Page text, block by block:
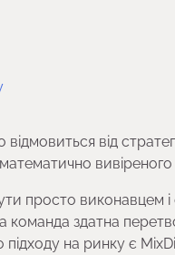
від
просто виконавцем
команда здатна
на ринку є